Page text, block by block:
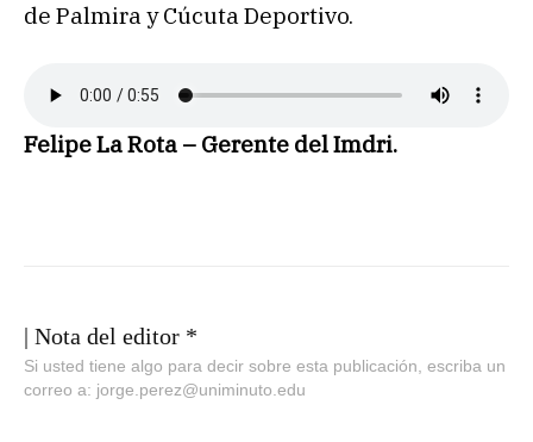
de Palmira y Cúcuta Deportivo.
Felipe La Rota – Gerente del Imdri.
| Nota del editor *
Si usted tiene algo para decir sobre esta publicación, escriba un
correo a: jorge.perez@uniminuto.edu